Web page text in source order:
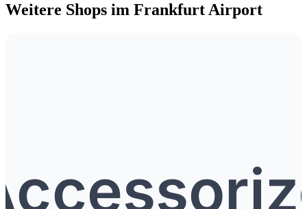
Weitere Shops im Frankfurt Airport